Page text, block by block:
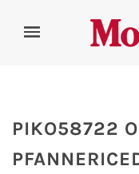
PIKO58722